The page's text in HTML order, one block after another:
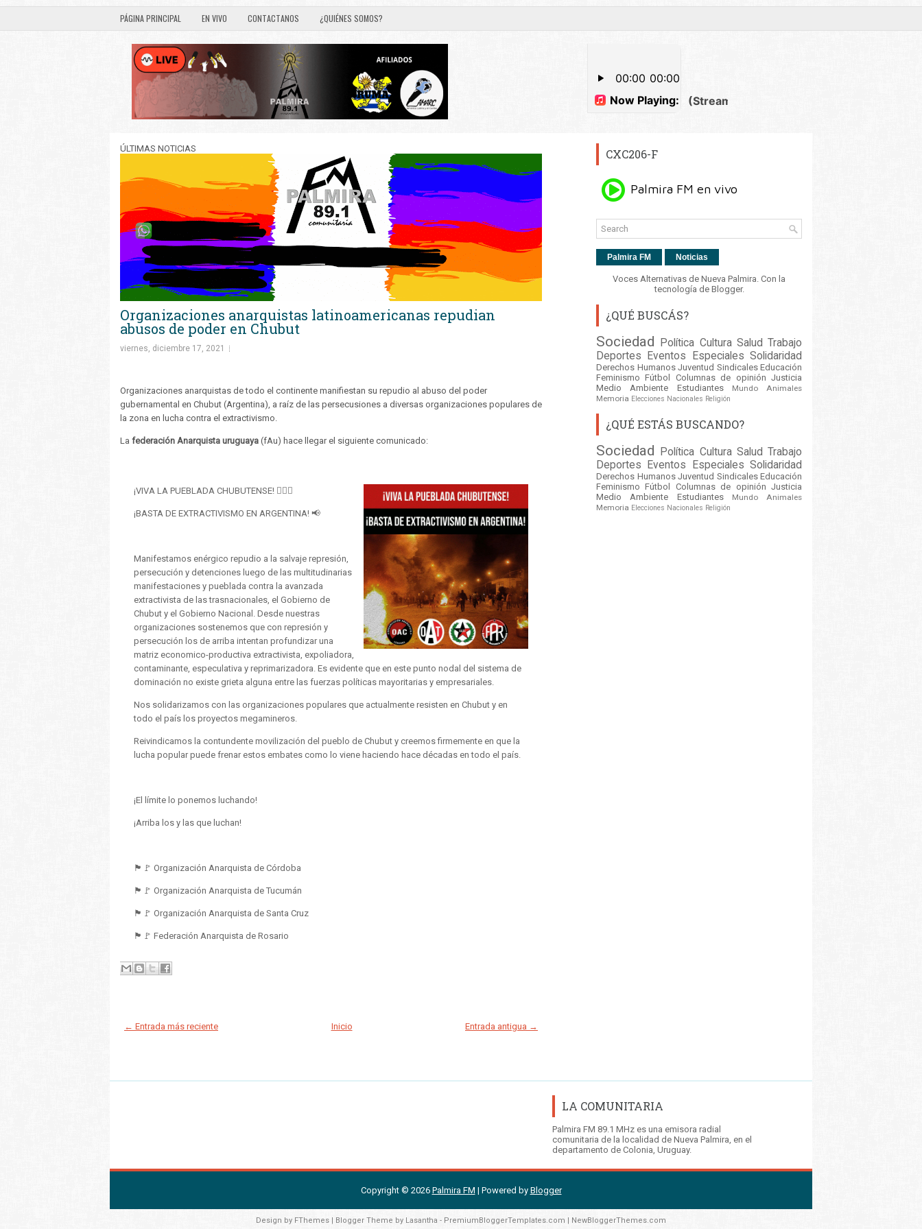
PÁGINA PRINCIPAL EN VIVO CONTACTANOS ¿QUIÉNES SOMOS?
ÚLTIMAS NOTICIAS
Organizaciones anarquistas latinoamericanas repudian
abusos de poder en Chubut
viernes, diciembre 17, 2021
Organizaciones anarquistas de todo el continente manifiestan su repudio al abuso del poder
gubernamental en Chubut (Argentina), a raíz de las persecusiones a diversas organizaciones populares de
la zona en lucha contra el extractivismo.
La federación Anarquista uruguaya (fAu) hace llegar el siguiente comunicado:
¡VIVA LA PUEBLADA CHUBUTENSE! ✊🏽🔥
¡BASTA DE EXTRACTIVISMO EN ARGENTINA! 📢
Manifestamos enérgico repudio a la salvaje represión,
persecución y detenciones luego de las multitudinarias
manifestaciones y pueblada contra la avanzada
extractivista de las trasnacionales, el Gobierno de
Chubut y el Gobierno Nacional. Desde nuestras
organizaciones sostenemos que con represión y
persecución los de arriba intentan profundizar una
matriz economico-productiva extractivista, expoliadora,
contaminante, especulativa y reprimarizadora. Es evidente que en este punto nodal del sistema de
dominación no existe grieta alguna entre las fuerzas políticas mayoritarias y empresariales.
Nos solidarizamos con las organizaciones populares que actualmente resisten en Chubut y en
todo el país los proyectos megamineros.
Reivindicamos la contundente movilización del pueblo de Chubut y creemos firmemente en que la
lucha popular puede frenar estos embates como lo viene haciendo hace décadas en todo el país.
¡El límite lo ponemos luchando!
¡Arriba los y las que luchan!
🏴🚩 Organización Anarquista de Córdoba
🏴🚩 Organización Anarquista de Tucumán
🏴🚩 Organización Anarquista de Santa Cruz
🏴🚩 Federación Anarquista de Rosario
← Entrada más reciente Entrada antigua →
Inicio
CXC206-F
Palmira FM Noticias
Voces Alternativas de Nueva Palmira. Con la
tecnología de Blogger.
¿QUÉ BUSCÁS?
Sociedad Política Cultura Salud Trabajo
Deportes
Eventos Especiales Solidaridad
Derechos Humanos Juventud Sindicales Educación
Feminismo Fútbol Columnas de opinión Justicia
Medio Ambiente
Estudiantes Mundo
Animales
Memoria Elecciones Nacionales Religión
¿QUÉ ESTÁS BUSCANDO?
Sociedad Política Cultura Salud Trabajo
Deportes
Eventos Especiales Solidaridad
Derechos Humanos Juventud Sindicales Educación
Feminismo Fútbol Columnas de opinión Justicia
Medio Ambiente
Estudiantes Mundo
Animales
Memoria Elecciones Nacionales Religión
LA COMUNITARIA
Palmira FM 89.1 MHz es una emisora radial
comunitaria de la localidad de Nueva Palmira, en el
departamento de Colonia, Uruguay.
Copyright © 2026 Palmira FM | Powered by Blogger
Design by FThemes | Blogger Theme by Lasantha - PremiumBloggerTemplates.com | NewBloggerThemes.com